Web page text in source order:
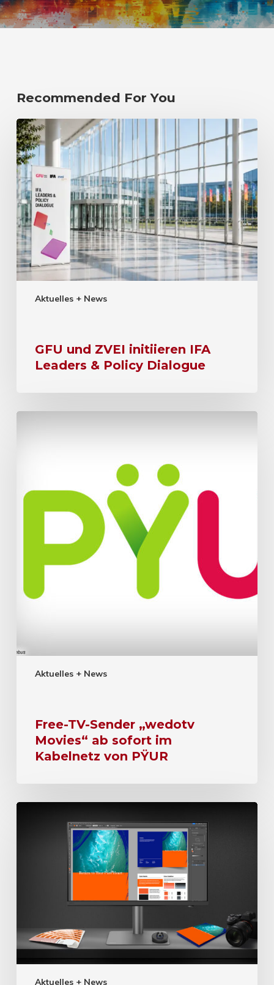
Recommended For You
Aktuelles + News
GFU und ZVEI initiieren IFA
Leaders & Policy Dialogue
Aktuelles + News
Free-TV-Sender „wedotv
Movies“ ab sofort im
Kabelnetz von PŸUR
Aktuelles + News